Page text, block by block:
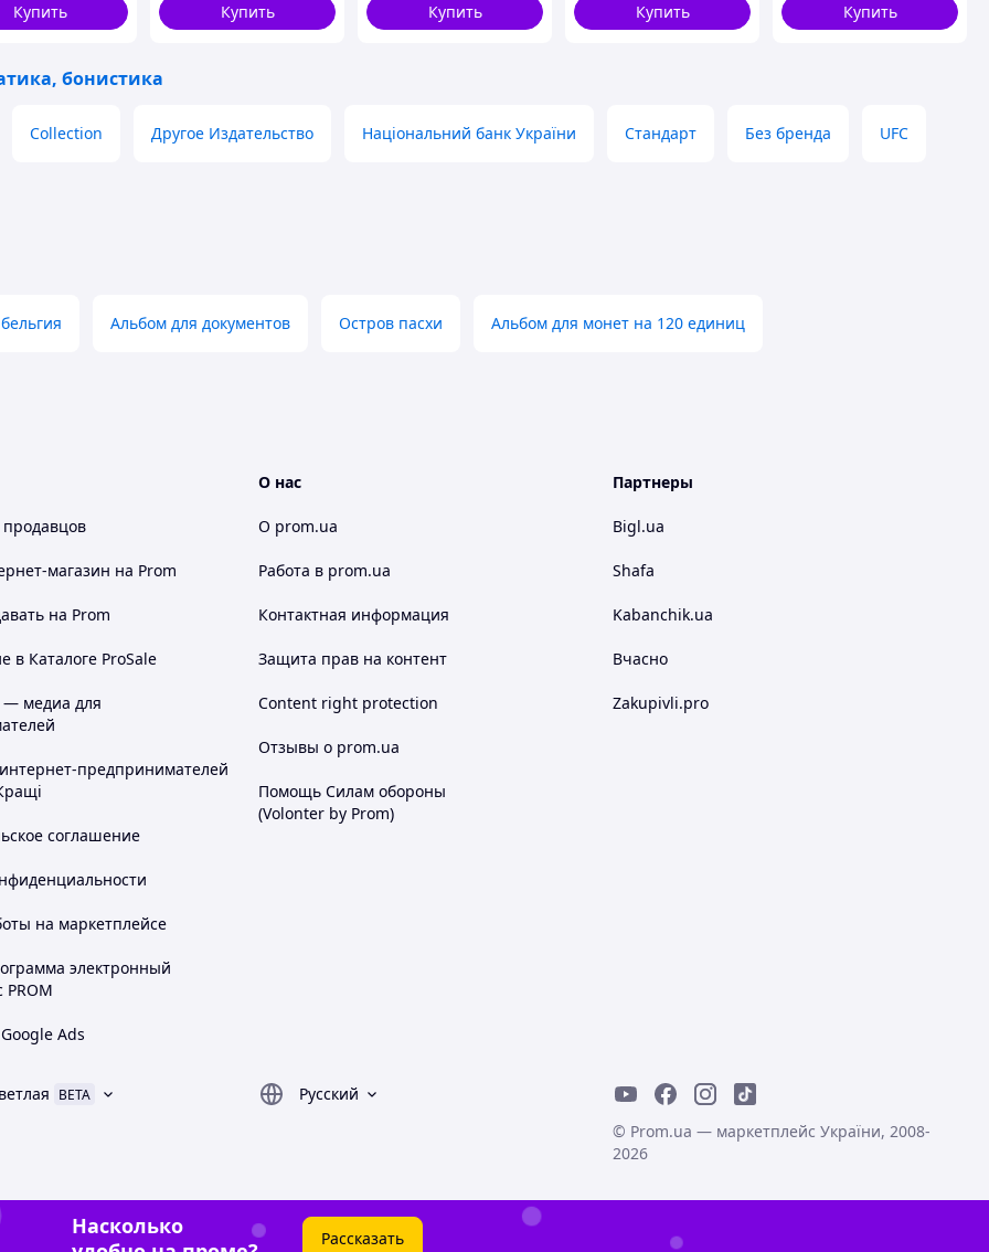
Купить
Купить
Купить
Купить
Купить
бонистика
Collection Другое Издательство Національний банк України Стандарт Без бренда UFC
Альбом для документов Остров пасхи Альбом для монет на 120 единиц
магазин на Prom
на Prom
в Каталоге ProSale
— медиа для
предпринимателей
соглашение
на маркетплейсе
электронный
PROM
Ads
О нас
О prom.ua
Работа в prom.ua
Контактная информация
Защита прав на контент
Content right protection
Отзывы о prom.ua
Помощь Силам обороны
(Volonter by Prom)
Партнеры
Bigl.ua
Shafa
Kabanchik.ua
Вчасно
Zakupivli.pro
BETA
Русский
© Prom.ua — маркетплейс України, 2008-
2026
Насколько
Рассказать